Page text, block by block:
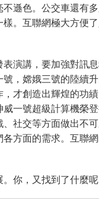
遜色。公交車還有
。互聯網極大方便
演講，要加強對訊
，嫦娥三號的陸續
才創造出輝煌的功
一號超級計算機榮
社交等方面做出不
方面的需求。互聯
你，又找到了什麼呢